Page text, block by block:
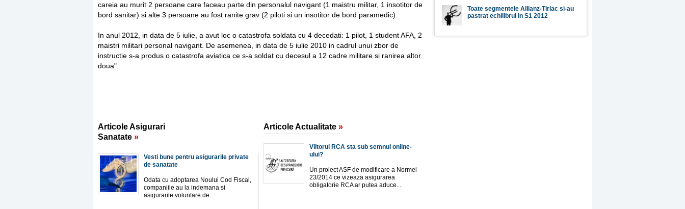
careia au murit 2 persoane care faceau parte din personalul navigant (1 maistru militar, 1 insotitor de
bord sanitar) si alte 3 persoane au fost ranite grav (2 piloti si un insotitor de bord paramedic).
In anul 2012, in data de 5 iulie, a avut loc o catastrofa soldata cu 4 decedati: 1 pilot, 1 student AFA, 2
maistri militari personal navigant. De asemenea, in data de 5 iulie 2010 in cadrul unui zbor de
instructie s-a produs o catastrofa aviatica ce s-a soldat cu decesul a 12 cadre militare si ranirea altor
doua".
Articole Asigurari
Sanatate »
Vesti bune pentru asigurarile private
de sanatate
Odata cu adoptarea Noului Cod Fiscal,
companiile au la indemana si
asigurarile voluntare de...
Articole Actualitate »
Viitorul RCA sta sub semnul online-
ului?
Un proiect ASF de modificare a Normei
23/2014 ce vizeaza asigurarea
obligatorie RCA ar putea aduce...
Toate segmentele Allianz-Tiriac si-au
pastrat echilibrul in S1 2012